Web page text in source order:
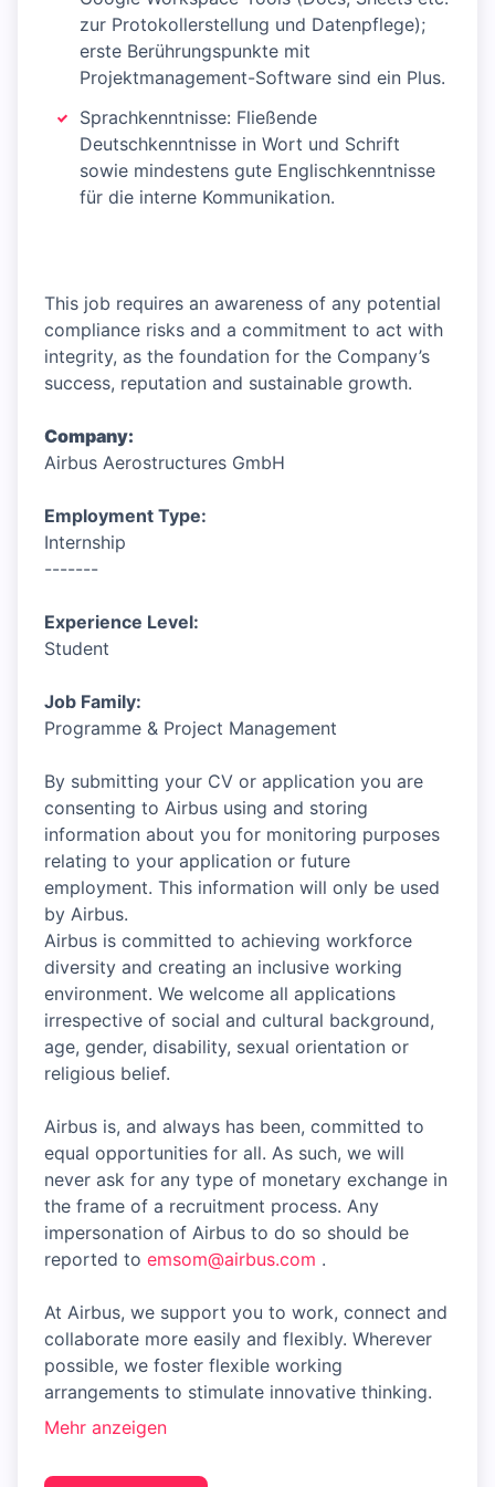
zur Protokollerstellung und Datenpflege);
erste Berührungspunkte mit
Projektmanagement-Software sind ein Plus.
Sprachkenntnisse: Fließende
Deutschkenntnisse in Wort und Schrift
sowie mindestens gute Englischkenntnisse
für die interne Kommunikation.
This job requires an awareness of any potential
compliance risks and a commitment to act with
integrity, as the foundation for the Company’s
success, reputation and sustainable growth.
Company:
Airbus Aerostructures GmbH
Employment Type:
Internship
-------
Experience Level:
Student
Job Family:
Programme & Project Management
By submitting your CV or application you are
consenting to Airbus using and storing
information about you for monitoring purposes
relating to your application or future
employment. This information will only be used
by Airbus.
Airbus is committed to achieving workforce
diversity and creating an inclusive working
environment. We welcome all applications
irrespective of social and cultural background,
age, gender, disability, sexual orientation or
religious belief.
Airbus is, and always has been, committed to
equal opportunities for all. As such, we will
never ask for any type of monetary exchange in
the frame of a recruitment process. Any
impersonation of Airbus to do so should be
reported to emsom@airbus.com .
At Airbus, we support you to work, connect and
collaborate more easily and flexibly. Wherever
possible, we foster flexible working
arrangements to stimulate innovative thinking.
Mehr anzeigen